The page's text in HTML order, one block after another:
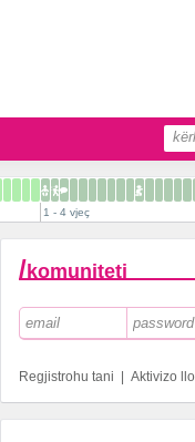
1 - 4 vjeç
/komuniteti
Regjistrohu tani
Aktivizo